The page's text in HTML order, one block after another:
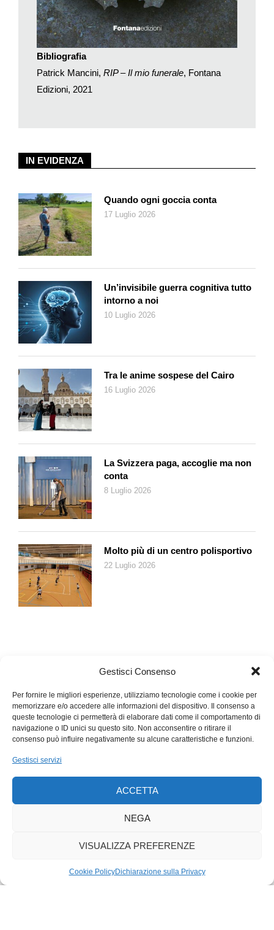
Gestisci Consenso
Per fornire le migliori esperienze, utilizziamo tecnologie come i cookie per
memorizzare e/o accedere alle informazioni del dispositivo. Il consenso a
queste tecnologie ci permetterà di elaborare dati come il comportamento di
navigazione o ID unici su questo sito. Non acconsentire o ritirare il
consenso può influire negativamente su alcune caratteristiche e funzioni.
Gestisci servizi
ACCETTA
NEGA
VISUALIZZA PREFERENZE
Cookie PolicyDichiarazione sulla Privacy
fino all’ultimo). Questo non toglie freschezza al lavoro di
Mancini, che non si sottrae al proprio dovere di cronaca
quando si parla di violenza o di abusi sui più deboli, di ciò che,
insomma, si consuma sotto il famigerato ponte più volte citato
prende avvio tutta quanta la vicenda.
Ma questa è un’altra storia, e si rivelerà al lettore a poco a
suspense della fiction vera e propria.
IN EVIDENZA
Quando ogni goccia conta
17 Luglio 2026
Un’invisibile guerra cognitiva tutto
intorno a noi
10 Luglio 2026
Tra le anime sospese del Cairo
16 Luglio 2026
La Svizzera paga, accoglie ma non
conta
8 Luglio 2026
Molto più di un centro polisportivo
22 Luglio 2026
Bibliografia
Patrick Mancini, RIP – Il mio funerale, Fontana
Edizioni, 2021